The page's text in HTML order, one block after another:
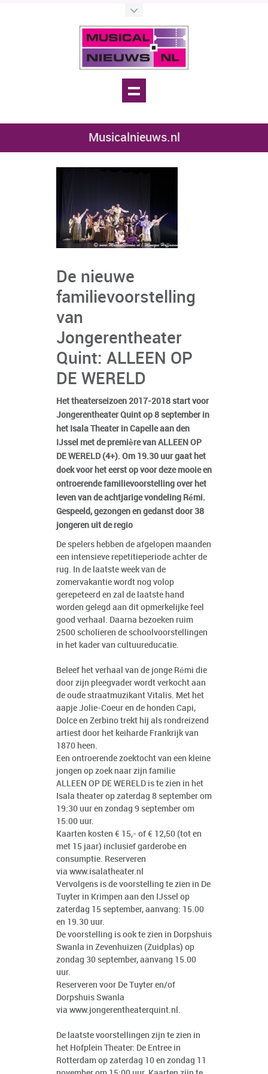
Musicalnieuws.nl
De nieuwe
familievoorstelling
van
Jongerentheater
Quint: ALLEEN OP
DE WERELD
Het theaterseizoen 2017-2018 start voor
Jongerentheater Quint op 8 september in
het Isala Theater in Capelle aan den
IJssel met de première van ALLEEN OP
DE WERELD (4+). Om 19.30 uur gaat het
doek voor het eerst op voor deze mooie en
ontroerende familievoorstelling over het
leven van de achtjarige vondeling Rémi.
Gespeeld, gezongen en gedanst door 38
jongeren uit de regio
De spelers hebben de afgelopen maanden
een intensieve repetitieperiode achter de
rug. In de laatste week van de
zomervakantie wordt nog volop
gerepeteerd en zal de laatste hand
worden gelegd aan dit opmerkelijke feel
good verhaal. Daarna bezoeken ruim
2500 scholieren de schoolvoorstellingen
in het kader van cultuureducatie.
Beleef het verhaal van de jonge Rémi die
door zijn pleegvader wordt verkocht aan
de oude straatmuzikant Vitalis. Met het
aapje Jolie-Coeur en de honden Capi,
Dolce en Zerbino trekt hij als rondreizend
artiest door het keiharde Frankrijk van
1870 heen.
Een ontroerende zoektocht van een kleine
jongen op zoek naar zijn familie
ALLEEN OP DE WERELD is te zien in het
Isala theater op zaterdag 8 september om
19:30 uur en zondag 9 september om
15:00 uur.
Kaarten kosten € 15,- of € 12,50 (tot en
met 15 jaar) inclusief garderobe en
consumptie. Reserveren
via www.isalatheater.nl
Vervolgens is de voorstelling te zien in De
Tuyter in Krimpen aan den IJssel op
zaterdag 15 september, aanvang: 15.00
en 19.30 uur.
De voorstelling is ook te zien in Dorpshuis
Swanla in Zevenhuizen (Zuidplas) op
zondag 30 september, aanvang 15.00
uur.
Reserveren voor De Tuyter en/of
Dorpshuis Swanla
via www.jongerentheaterquint.nl.
De laatste voorstellingen zijn te zien in
het Hofplein Theater: De Entree in
Rotterdam op zaterdag 10 en zondag 11